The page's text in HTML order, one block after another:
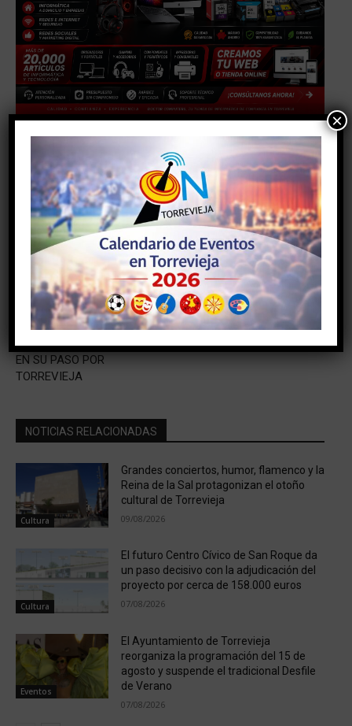
#torrevieja #torreviejaon
Facebook Twitter
Artículo anterior
LA BORRASCA HORTENSE
DEJA VIENTOS DE 68 Km/H
EN SU PASO POR
TORREVIEJA
Artículo siguiente
Fachada Norte de Torrevieja
NOTICIAS RELACIONADAS
Cultura
Grandes conciertos, humor, flamenco y la
Reina de la Sal protagonizan el otoño
cultural de Torrevieja
09/08/2026
Cultura
El futuro Centro Cívico de San Roque da
un paso decisivo con la adjudicación del
proyecto por cerca de 158.000 euros
07/08/2026
Eventos
El Ayuntamiento de Torrevieja
reorganiza la programación del 15 de
agosto y suspende el tradicional Desfile
de Verano
07/08/2026
×